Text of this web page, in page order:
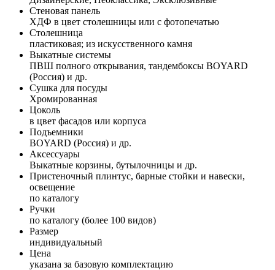
Стеновая панель
ХДФ в цвет столешницы или с фотопечатью
Столешница
пластиковая; из искусственного камня
Выкатные системы
ПВШ полного открывания, тандембоксы BOYARD
(Россия) и др.
Сушка для посуды
Хромированная
Цоколь
в цвет фасадов или корпуса
Подъемники
BOYARD (Россия) и др.
Аксессуары
Выкатные корзины, бутылочницы и др.
Пристеночный плинтус, барные стойки и навески,
освещение
по каталогу
Ручки
по каталогу (более 100 видов)
Размер
индивидуальный
Цена
указана за базовую комплектацию